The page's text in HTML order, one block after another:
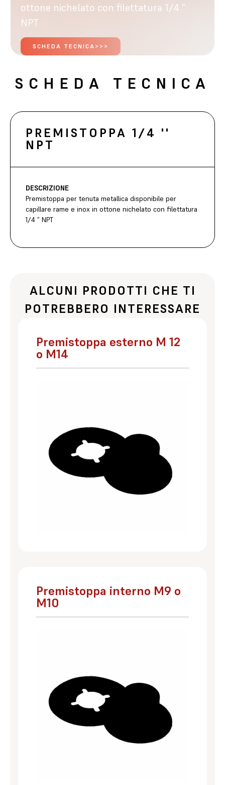
ottone nichelato con filettatura 1/4 ”
NPT
SCHEDA TECNICA>>>
SCHEDA TECNICA
PREMISTOPPA 1/4 ''
NPT
DESCRIZIONE
Premistoppa per tenuta metallica disponibile per
capillare rame e inox in ottone nichelato con filettatura
1/4 ” NPT
ALCUNI PRODOTTI CHE TI
POTREBBERO INTERESSARE
Premistoppa esterno M 12
o M14
Premistoppa interno M9 o
M10